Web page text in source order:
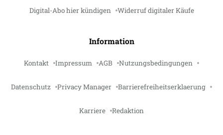
Digital-Abo hier kündigen Widerruf digitaler Käufe
Information
Kontakt Impressum AGB Nutzungsbedingungen
Datenschutz Privacy Manager Barrierefreiheitserklaerung
Karriere Redaktion